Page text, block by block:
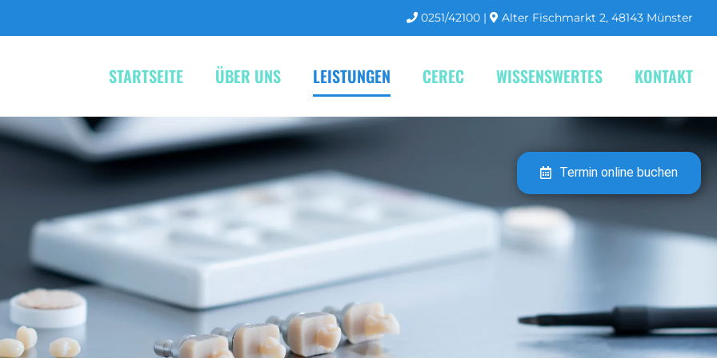
0251/42100 | Alter Fischmarkt 2, 48143 Münster
STARTSEITE ÜBER UNS LEISTUNGEN CEREC WISSENSWERTES KONTAKT
Termin online buchen